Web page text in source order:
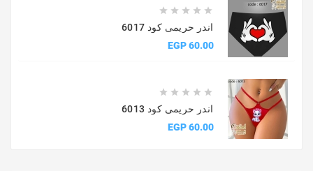





اندر حريمى كود 6017
60.00 EGP





اندر حريمى كود 6013
60.00 EGP